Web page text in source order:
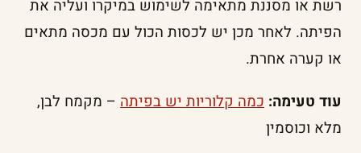
רשת או מסננת מתאימה לשימוש במיקרו ועליה את
הפיתה. לאחר מכן יש לכסות הכול עם מכסה מתאים
או קערה אחרת.
עוד טעימה: כמה קלוריות יש בפיתה – מקמח לבן,
מלא וכוסמין